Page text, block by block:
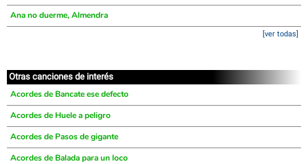
Ana no duerme, Almendra
[ver todas]
Otras canciones de interés
Acordes de Bancate ese defecto
Acordes de Huele a peligro
Acordes de Pasos de gigante
Acordes de Balada para un loco